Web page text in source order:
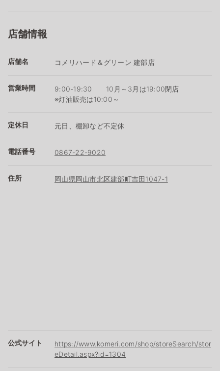
店舗情報
店舗名 コメリハード＆グリーン 建部店
営業時間
9:00-19:30 10月～3月は19:00閉店
※灯油販売は10:00～
定休日 元日、棚卸など不定休
電話番号 0867-22-9020
住所 岡山県岡山市北区建部町吉田1047-1
公式サイト
https://www.komeri.com/shop/storeSearch/stor
eDetail.aspx?id=1304